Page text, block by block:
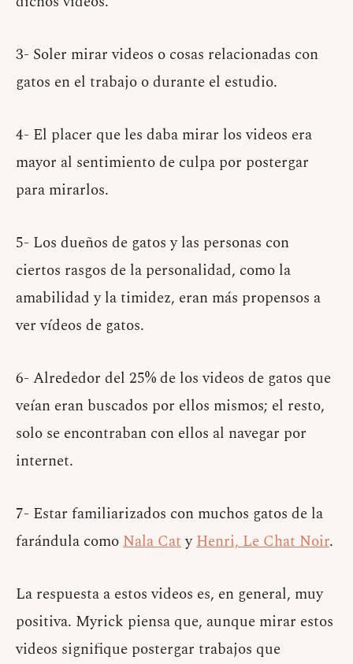
3- Soler mirar videos o cosas relacionadas con
gatos en el trabajo o durante el estudio.
4- El placer que les daba mirar los videos era
mayor al sentimiento de culpa por postergar
para mirarlos.
5- Los dueños de gatos y las personas con
ciertos rasgos de la personalidad, como la
amabilidad y la timidez, eran más propensos a
ver vídeos de gatos.
6- Alrededor del 25% de los videos de gatos que
veían eran buscados por ellos mismos; el resto,
solo se encontraban con ellos al navegar por
internet.
7- Estar familiarizados con muchos gatos de la
farándula comoNala CatyHenri, Le Chat Noir.
La respuesta a estos videos es, en general, muy
positiva. Myrick piensa que, aunque mirar estos
videos signifique postergar trabajos que